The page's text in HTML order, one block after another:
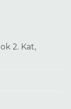
2. Kat,